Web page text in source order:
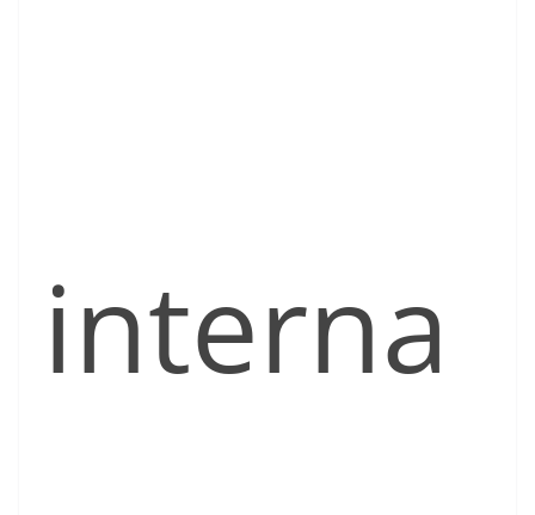
interna